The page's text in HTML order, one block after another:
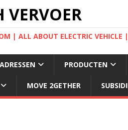
VERVOER
| ALL ABOUT ELECTRIC VEHICLE
PRODUCTEN
MOVE 2GETHER